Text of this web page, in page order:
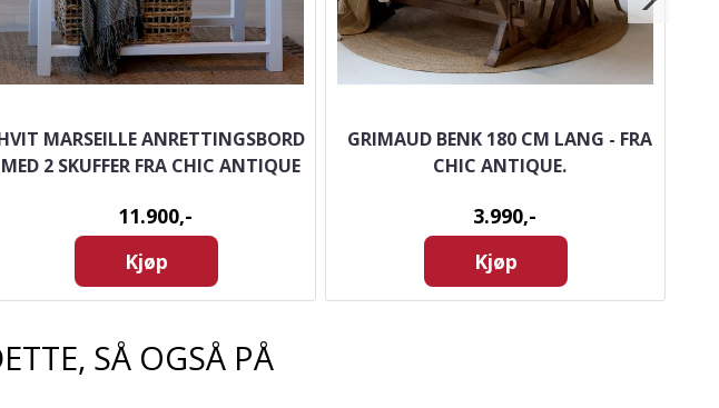
MARSEILLE ANRETTINGSBORD
MED 2 SKUFFER FRA CHIC ANTIQUE
11.900,-
Kjøp
GRIMAUD BENK 180 CM LANG - FRA
CHIC ANTIQUE.
3.990,-
Kjøp
SÅ OGSÅ PÅ